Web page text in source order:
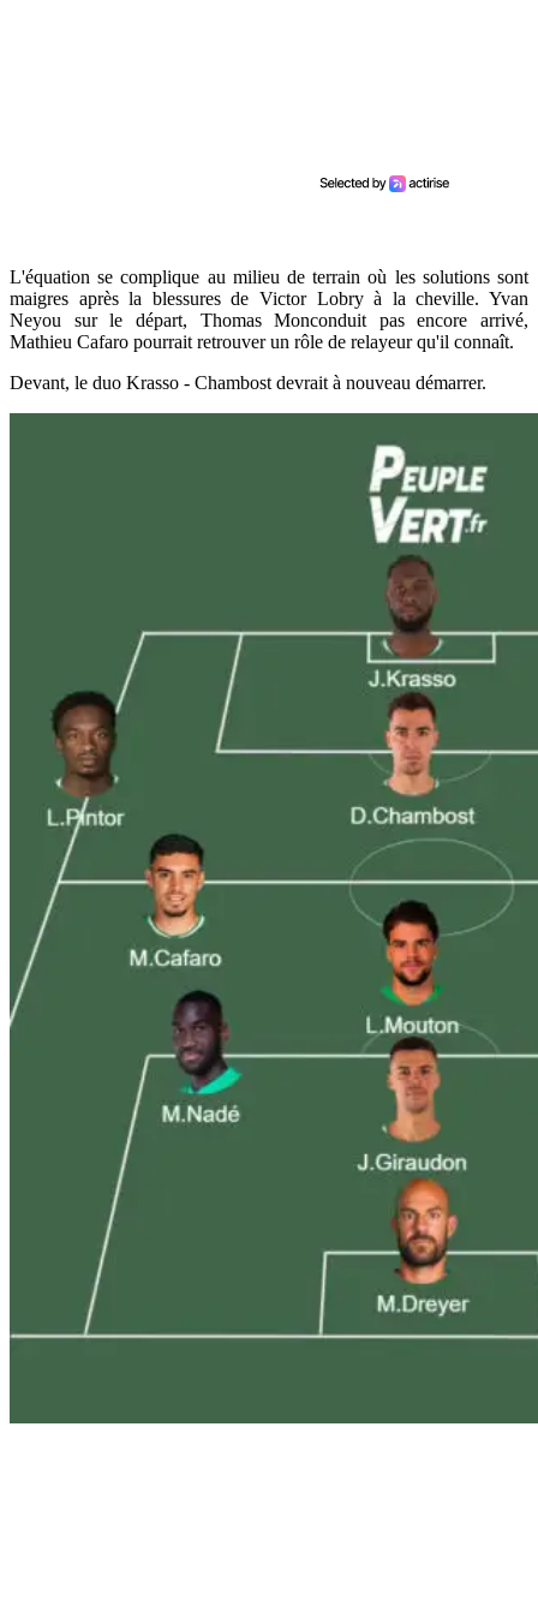
L'équation se complique au milieu de terrain où les solutions sont
maigres après la blessures de Victor Lobry à la cheville. Yvan
Neyou sur le départ, Thomas Monconduit pas encore arrivé,
Mathieu Cafaro pourrait retrouver un rôle de relayeur qu'il connaît.
Devant, le duo Krasso - Chambost devrait à nouveau démarrer.